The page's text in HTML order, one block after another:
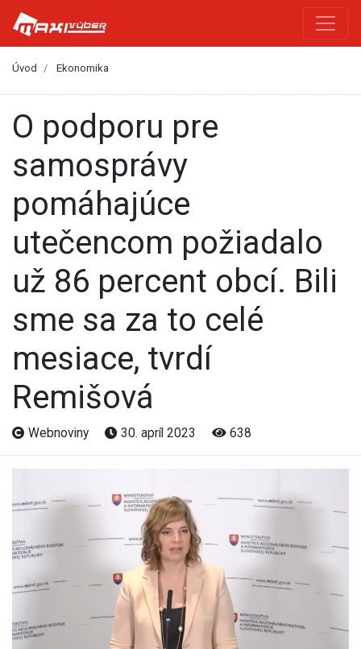
Úvod Ekonomika
O podporu pre
samosprávy
pomáhajúce
utečencom požiadalo
už 86 percent obcí. Bili
sme sa za to celé
mesiace, tvrdí
Remišová
Webnoviny 30. apríl 2023 638